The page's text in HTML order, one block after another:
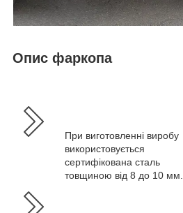
Опис фаркопа
При виготовленні виробу
використовується
сертифікована сталь
товщиною від 8 до 10 мм.